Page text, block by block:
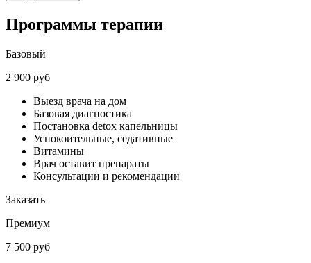
Программы терапии
Базовый
2 900 руб
Выезд врача на дом
Базовая диагностика
Постановка detox капельницы
Успокоительные, седативные
Витамины
Врач оставит препараты
Консультации и рекомендации
Заказать
Премиум
7 500 руб